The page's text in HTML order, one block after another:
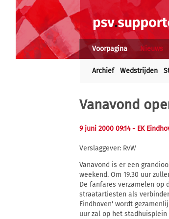
Voorpagina Nieuws
Archief Wedstrijden
Vanavond
9 juni 2000 09:14- EK
Verslaggever: RvW
Vanavond is er een
weekend. Om 19.30 uur
De fanfares verzamelen op
straatartiesten als
Eindhoven' wordt
uur zal op het